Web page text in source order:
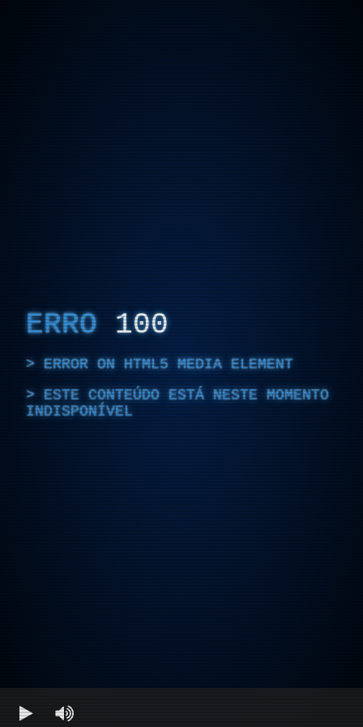
ERRO 100
ERROR ON HTML5 MEDIA ELEMENT
ESTE CONTEÚDO ESTÁ NESTE MOMENTO
INDISPONÍVEL